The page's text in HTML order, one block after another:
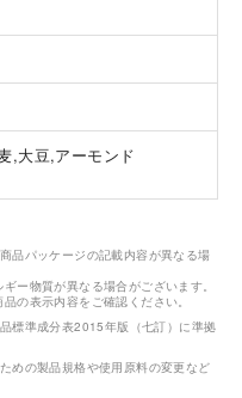
,大豆,アーモンド
品パッケージの記載内容が異なる場
ー物質が異なる場合がございます。
の表示内容をご確認ください。
標準成分表2015年版（七訂）に準拠
めの製品規格や使用原料の変更など
Overseas shops
Singapore
Thailand